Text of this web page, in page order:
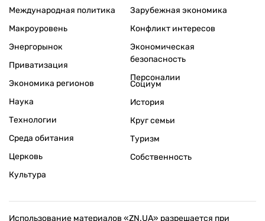
Международная политика
Макроуровень
Энергорынок
Приватизация
Экономика регионов
Зарубежная экономика
Конфликт интересов
Экономическая
безопасность
Персоналии
Наука
Технологии
Среда обитания
Церковь
Культура
Социум
История
Круг семьи
Туризм
Собственность
Использование материалов «ZN.UA» разрешается при